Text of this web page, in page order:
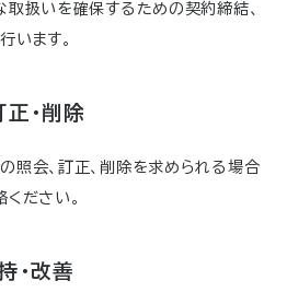
取扱いを確保するための契約締結、
います。
・削除
照会、訂正、削除を求められる場合
ださい。
・改善